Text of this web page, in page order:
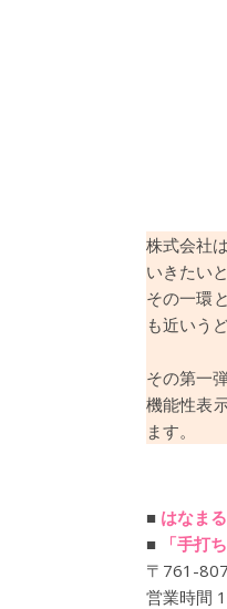
株式会社
いきたい
その一環
も近いう
その第一
機能性表
ます。
■ はなま
■
「手打
〒761-
営業時間